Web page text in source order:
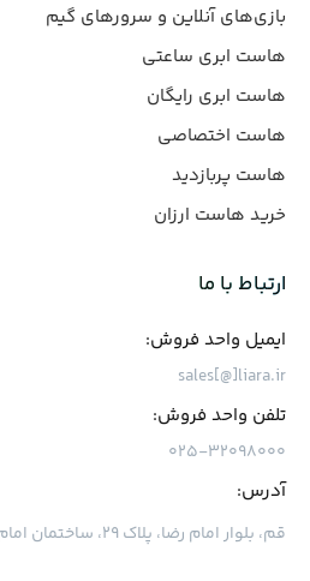
بازی‌های آنلاین و سرورهای گیم
هاست ابری ساعتی
هاست ابری رایگان
هاست اختصاصی
هاست پربازدید
خرید هاست ارزان
ارتباط با ما
ایمیل واحد فروش:
sales[@]liara.ir
تلفن واحد فروش:
۰۲۵-۳۲۰۹۸۰۰۰
آدرس:
قم، بلوار امام رضا، پلاک ۲۹، ساختمان امام رضا، طبقه ۳، واحد ۷